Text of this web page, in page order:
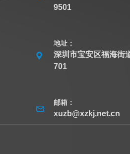
9501
地址：
深圳市宝安区福海街
701
邮箱：
xuzb@xzkj.net.cn